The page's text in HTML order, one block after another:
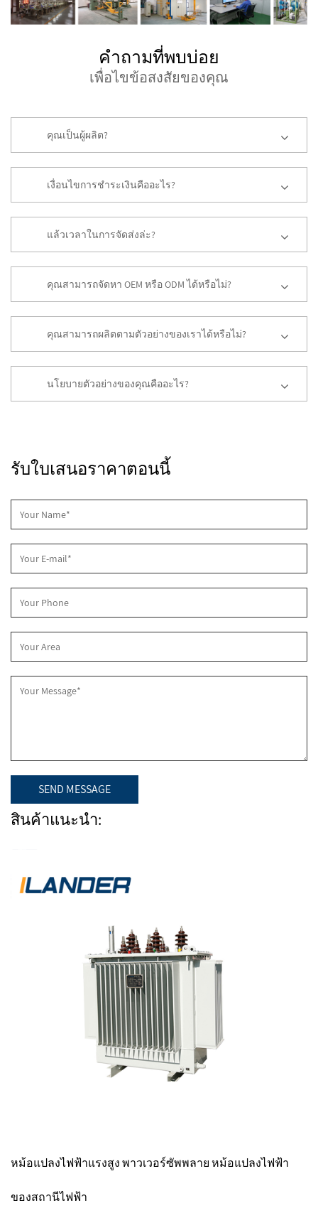
คำถามที่พบบ่อย
เพื่อไขข้อสงสัยของคุณ
คุณเป็นผู้ผลิต?
เงื่อนไขการชำระเงินคืออะไร?
แล้วเวลาในการจัดส่งล่ะ?
คุณสามารถจัดหา OEM หรือ ODM ได้หรือไม่?
คุณสามารถผลิตตามตัวอย่างของเราได้หรือไม่?
นโยบายตัวอย่างของคุณคืออะไร?
รับใบเสนอราคาตอนนี้
สินค้าแนะนำ:
สูง พาวเวอร์ซัพพลาย หม้อแปลงไฟฟ้า SCB 13-315kVA